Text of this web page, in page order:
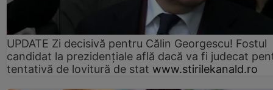
UPDATE Zi decisivă pentru Călin Georgescu! Fostul
candidat la prezidențiale află dacă va fi judecat
tentativă de lovitură de stat www.stirilekanald.ro